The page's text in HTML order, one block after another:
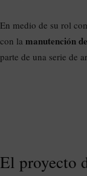
En medio de su rol
con la manutención
parte de una serie de
El proyecto